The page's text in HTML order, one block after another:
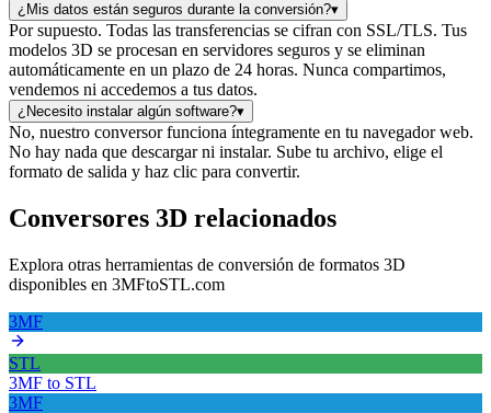
¿Mis datos están seguros durante la conversión?▾
Por supuesto. Todas las transferencias se cifran con SSL/TLS. Tus
modelos 3D se procesan en servidores seguros y se eliminan
automáticamente en un plazo de 24 horas. Nunca compartimos,
vendemos ni accedemos a tus datos.
¿Necesito instalar algún software?▾
No, nuestro conversor funciona íntegramente en tu navegador web.
No hay nada que descargar ni instalar. Sube tu archivo, elige el
formato de salida y haz clic para convertir.
Conversores 3D relacionados
Explora otras herramientas de conversión de formatos 3D
disponibles en 3MFtoSTL.com
3MF
STL
3MF to STL
3MF